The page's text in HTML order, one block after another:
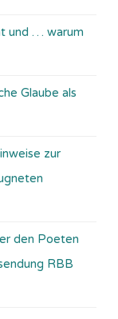
und … warum
Glaube als
zur
den Poeten
RBB